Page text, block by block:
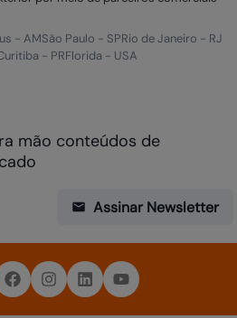
- AMSão Paulo - SPRio de Janeiro - RJ
- PRFlorida - USA
mão conteúdos de
Assinar Newsletter